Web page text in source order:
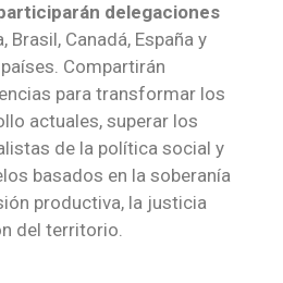
delegaciones
Brasil, Canadá, España y
Compartirán
para transformar los
actuales, superar los
de la política social y
basados en la soberanía
productiva, la justicia
del territorio.